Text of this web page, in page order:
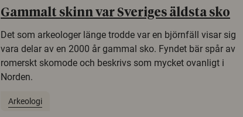
Gammalt skinn var Sveriges äldsta sko
Det som arkeologer länge trodde var en björnfäll visar sig
vara delar av en 2000 år gammal sko. Fyndet bär spår av
romerskt skomode och beskrivs som mycket ovanligt i
Norden.
Arkeologi